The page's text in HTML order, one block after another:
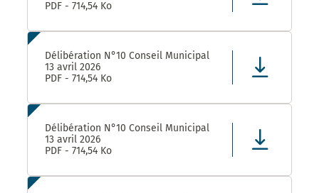
PDF - 714,54 Ko
Délibération N°10 Conseil Municipal
13 avril 2026
PDF - 714,54 Ko
Délibération N°10 Conseil Municipal
13 avril 2026
PDF - 714,54 Ko